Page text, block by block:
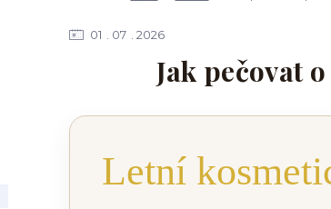
01 07 2026
Jak pečovat
Letní